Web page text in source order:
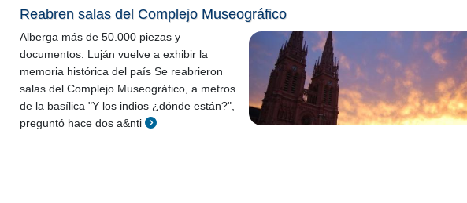
Reabren salas del Complejo Museográfico
Alberga más de 50.000 piezas y
documentos. Luján vuelve a exhibir la
memoria histórica del país Se reabrieron
salas del Complejo Museográfico, a metros
de la basílica "Y los indios ¿dónde están?",
preguntó hace dos a&nti